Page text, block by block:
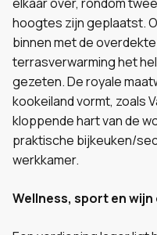
hoogtes zijn geplaatst.
binnen met de
terrasverwarming het
gezeten. De royale
kookeiland vormt, zoals
kloppende hart van de
praktische bijkeuken/
werkkamer.
Wellness, sport en